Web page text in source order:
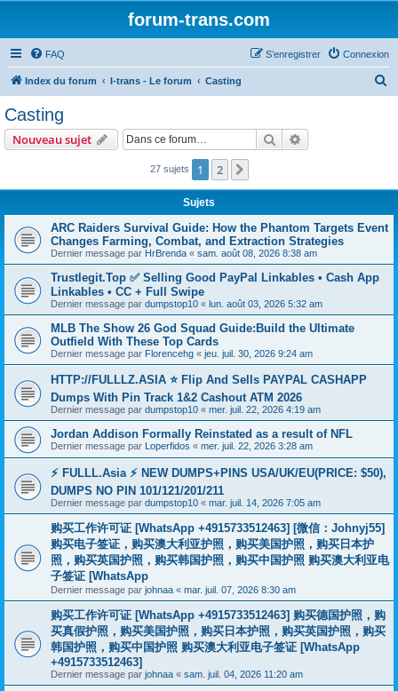
forum-trans.com
FAQ Connexion
S’enregistrer
Index du forum I-trans - Le forum Casting
h
Casting
Nouveau sujet Rechercher
27 sujets 1 2
Sujets
ARC Raiders Survival Guide: How the Phantom Targets Event
Changes Farming, Combat, and Extraction Strategies
Dernier message par HrBrenda « sam. août 08, 2026 8:38 am
Trustlegit.Top ✅ Selling Good PayPal Linkables • Cash App
Linkables • CC + Full Swipe
Dernier message par dumpstop10 « lun. août 03, 2026 5:32 am
MLB The Show 26 God Squad Guide:Build the Ultimate
Outfield With These Top Cards
Dernier message par Florencehg « jeu. juil. 30, 2026 9:24 am
HTTP://FULLLZ.ASIA ⭐️ Flip And Sells PAYPAL CASHAPP
Dumps With Pin Track 1&2 Cashout ATM 2026
Dernier message par dumpstop10 « mer. juil. 22, 2026 4:19 am
Jordan Addison Formally Reinstated as a result of NFL
Dernier message par Loperfidos « mer. juil. 22, 2026 3:28 am
⚡ FULLL.Asia ⚡ NEW DUMPS+PINS USA/UK/EU(PRICE: $50),
DUMPS NO PIN 101/121/201/211
Dernier message par dumpstop10 « mar. juil. 14, 2026 7:05 am
购买工作许可证 [WhatsApp +4915733512463] [微信：Johnyj55]
购买电子签证，购买澳大利亚护照，购买美国护照，购买日本护
照，购买英国护照，购买韩国护照，购买中国护照 购买澳大利亚电
子签证 [WhatsApp
Dernier message par johnaa « mar. juil. 07, 2026 8:30 am
购买工作许可证 [WhatsApp +4915733512463] 购买德国护照，购
买真假护照，购买美国护照，购买日本护照，购买英国护照，购买
韩国护照，购买中国护照 购买澳大利亚电子签证 [WhatsApp
+4915733512463]
Dernier message par johnaa « sam. juil. 04, 2026 11:20 am